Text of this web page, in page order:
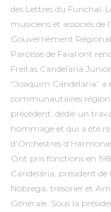
des Lettres du Funchal.
musiciens et associés
Gouvernement
Paroisse de Faial ont
Freitas Candelária
“Joaquim Candelária”
communautaires
précèdent, dédié un
hommage et qui a été
d’Orchestres
Ont pris fonctions en
Candelária, président
Nóbrega, trésorier et
Générale. Sous la